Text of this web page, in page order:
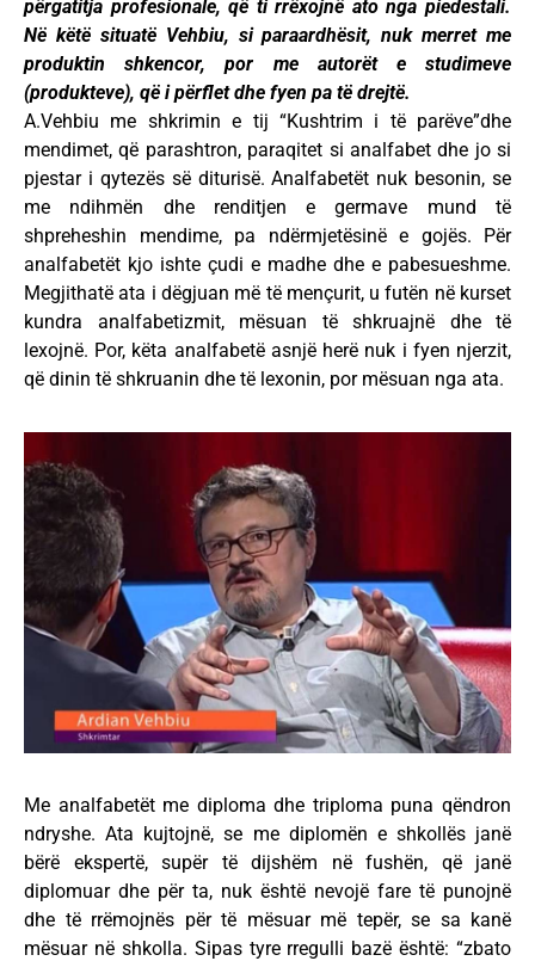
përgatitja profesionale, që ti rrëxojnë ato nga piedestali.
Në këtë situatë Vehbiu, si paraardhësit, nuk merret me
produktin shkencor, por me autorët e studimeve
(produkteve), që i përflet dhe fyen pa të drejtë.
A.Vehbiu me shkrimin e tij “Kushtrim i të parëve”dhe
mendimet, që parashtron, paraqitet si analfabet dhe jo si
pjestar i qytezës së diturisë. Analfabetët nuk besonin, se
me ndihmën dhe renditjen e germave mund të
shpreheshin mendime, pa ndërmjetësinë e gojës. Për
analfabetët kjo ishte çudi e madhe dhe e pabesueshme.
Megjithatë ata i dëgjuan më të mençurit, u futën në kurset
kundra analfabetizmit, mësuan të shkruajnë dhe të
lexojnë. Por, këta analfabetë asnjë herë nuk i fyen njerzit,
që dinin të shkruanin dhe të lexonin, por mësuan nga ata.
Me analfabetët me diploma dhe triploma puna qëndron
ndryshe. Ata kujtojnë, se me diplomën e shkollës janë
bërë ekspertë, supër të dijshëm në fushën, që janë
diplomuar dhe për ta, nuk është nevojë fare të punojnë
dhe të rrëmojnës për të mësuar më tepër, se sa kanë
mësuar në shkolla. Sipas tyre rregulli bazë është: “zbato